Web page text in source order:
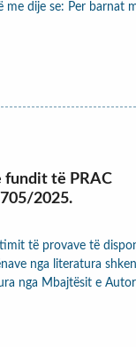
dije se: Per barnat
fundit të PRAC
2025.
të provave të
nga literatura
nga Mbajtësit e